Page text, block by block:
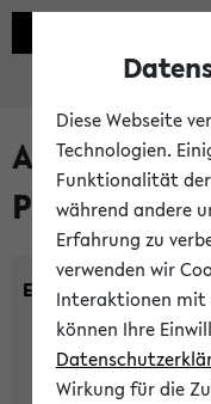
Alle noch
Prüfungen
Einrichtung:
Diese Webseite
Technologien.
Funktionalität
während andere
Erfahrung zu
verwenden wir
Interaktionen mit
können Ihre
Wirkung für die